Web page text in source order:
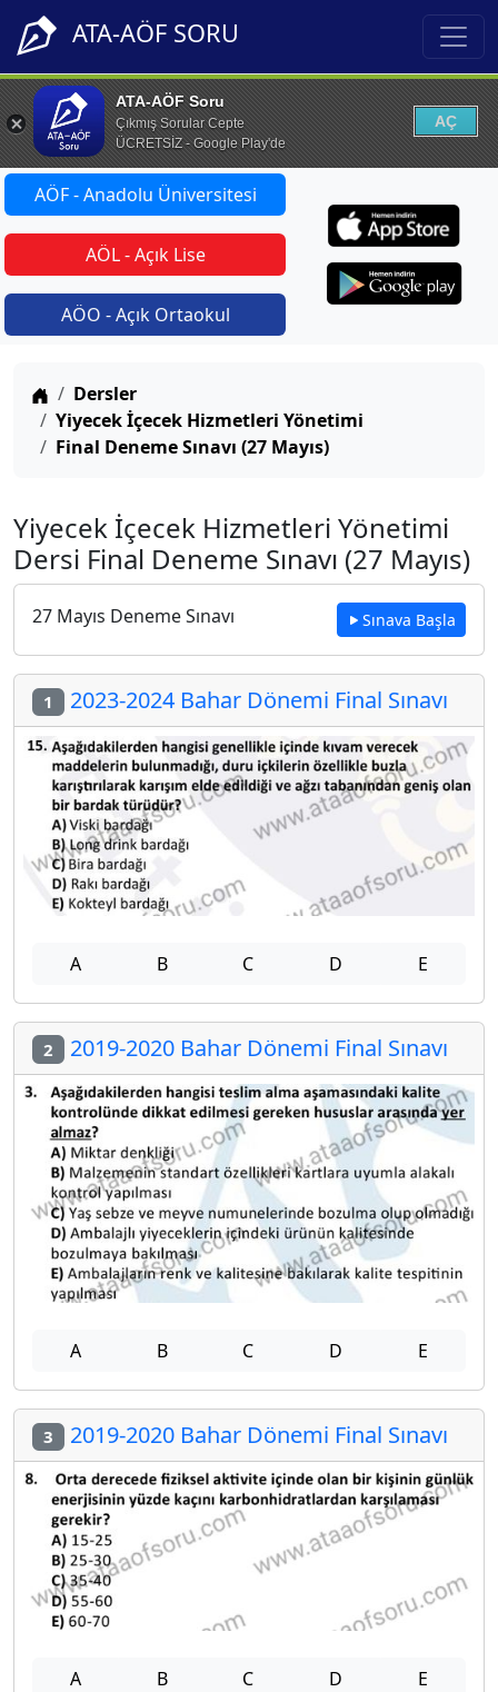
ATA-AÖF SORU
ATA-AÖF Soru
Çıkmış Sorular Cepte
ÜCRETSİZ - Google Play'de
AÇ
AÖF - Anadolu Üniversitesi
AÖL - Açık Lise
AÖO - Açık Ortaokul
Anasayfa
Dersler
Yiyecek İçecek Hizmetleri Yönetimi
Final Deneme Sınavı (27 Mayıs)
Yiyecek İçecek Hizmetleri Yönetimi
Dersi Final Deneme Sınavı (27 Mayıs)
27 Mayıs Deneme Sınavı Sınava Başla
1 2023-2024 Bahar Dönemi Final Sınavı
A B C D E
2 2019-2020 Bahar Dönemi Final Sınavı
A B C D E
3 2019-2020 Bahar Dönemi Final Sınavı
A B C D E